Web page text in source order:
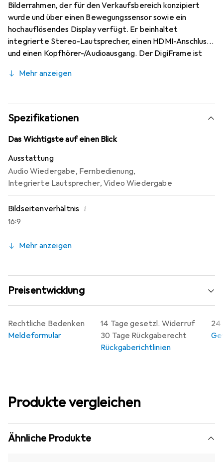
Bilderrahmen, der für den Verkaufsbereich konzipiert
wurde und über einen Bewegungssensor sowie ein
hochauflösendes Display verfügt. Er beinhaltet
integrierte Stereo-Lautsprecher, einen HDMI-Anschluss
und einen Kopfhörer-/Audioausgang. Der DigiFrame ist
und bietet einen Kensington Diebstahlschutz. Mit einer
Präsentation digitaler Fotos und Videos in Full HD
(1920x1080p) sowie für MP3- und AAC-Dateien.
Mehr anzeigen
Spezifikationen
Das Wichtigste auf einen Blick
Ausstattung
Audio Wiedergabe, Fernbedienung,
Integrierte Lautsprecher,Video Wiedergabe
Bildseitenverhältnis i
16:9
Mehr anzeigen
Preisentwicklung
14 Tage gesetzl. Widerruf
30 Tage Rückgaberecht
Rückgaberichtlinien
24
Rechtliche Bedenken
Meldeformular
Produkte vergleichen
Ähnliche Produkte